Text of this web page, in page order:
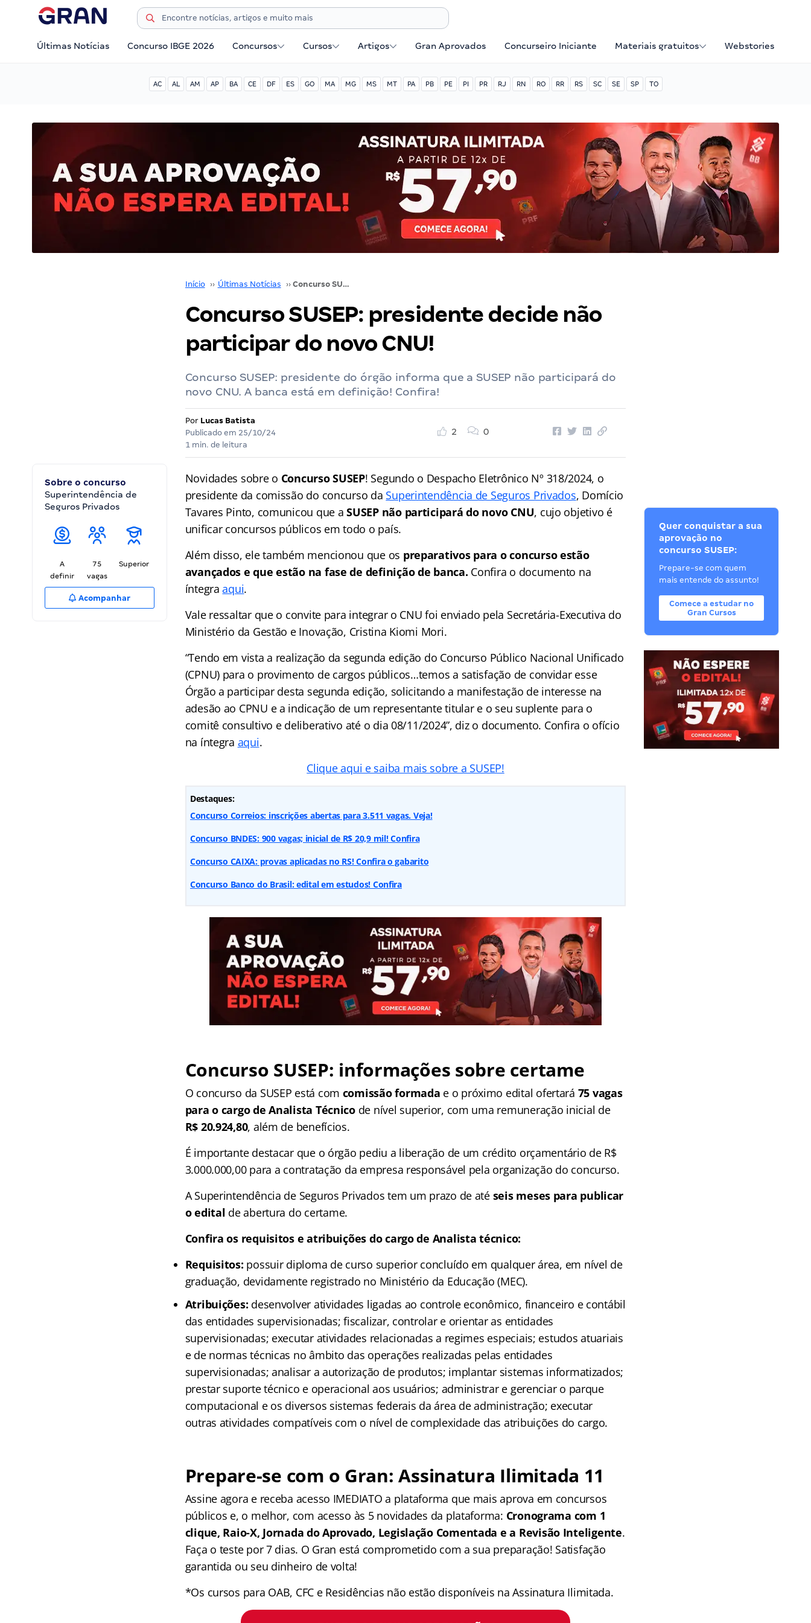
Últimas Notícias Concurso IBGE 2026 Concursos Cursos Artigos Gran Aprovados Concurseiro Iniciante Materiais gratuitos Webstories
AC AL AM AP BA CE DF ES GO MA MG MS MT PA PB PE PI PR RJ RN RO RR RS SC SE SP TO
Início ›› Últimas Notícias ›› Concurso SUSEP: presidente decide não participar do novo CNU!
Concurso SUSEP: presidente decide não
participar do novo CNU!
Concurso SUSEP: presidente do órgão informa que a SUSEP não participará do
novo CNU. A banca está em definição! Confira!
Por Lucas Batista
Publicado em 25/10/24
1 min. de leitura
2 0
Sobre o concurso
Superintendência de
Seguros Privados
A
definir
75
vagas
Superior
Acompanhar
Novidades sobre o Concurso SUSEP! Segundo o Despacho Eletrônico Nº 318/2024, o
presidente da comissão do concurso da Superintendência de Seguros Privados, Domício
Tavares Pinto, comunicou que aSUSEP não participará do novo CNU, cujo objetivo é
unificar concursos públicos em todo o país.
Além disso, ele também mencionou que os preparativos para o concurso estão
avançados e que estão na fase de definição de banca. Confira o documento na
íntegraaqui.
Vale ressaltar que o convite para integrar o CNU foi enviado pela Secretária-Executiva do
Ministério da Gestão e Inovação, Cristina Kiomi Mori.
“Tendo em vista a realização da segunda edição do Concurso Público Nacional Unificado
(CPNU) para o provimento de cargos públicos…temos a satisfação de convidar esse
Órgão a participar desta segunda edição, solicitando a manifestação de interesse na
adesão ao CPNU e a indicação de um representante titular e o seu suplente para o
comitê consultivo e deliberativo até o dia 08/11/2024”, diz o documento. Confira o ofício
na íntegra aqui.
Clique aqui e saiba mais sobre a SUSEP!
Destaques:
Concurso Correios: inscrições abertas para 3.511 vagas. Veja!
Concurso BNDES: 900 vagas; inicial de R$ 20,9 mil! Confira
Concurso CAIXA: provas aplicadas no RS! Confira o gabarito
Concurso Banco do Brasil: edital em estudos! Confira
Concurso SUSEP: informações sobre certame
O concurso da SUSEP está com comissão formada e o próximo edital ofertará 75 vagas
para o cargo de Analista Técnicode nível superior, com uma remuneração inicial de
R$ 20.924,80, além de benefícios.
É importante destacar que o órgão pediu a liberação de um crédito orçamentário de R$
3.000.000,00 para a contratação da empresa responsável pela organização do concurso.
A Superintendência de Seguros Privados tem um prazo de até seis meses para publicar
o edital de abertura do certame.
Confira os requisitos e atribuições do cargo de Analista técnico:
Requisitos: possuir diploma de curso superior concluído em qualquer área, em nível de
graduação, devidamente registrado no Ministério da Educação (MEC).
Atribuições: desenvolver atividades ligadas ao controle econômico, financeiro e contábil
das entidades supervisionadas; fiscalizar, controlar e orientar as entidades
supervisionadas; executar atividades relacionadas a regimes especiais; estudos atuariais
e de normas técnicas no âmbito das operações realizadas pelas entidades
supervisionadas; analisar a autorização de produtos; implantar sistemas informatizados;
prestar suporte técnico e operacional aos usuários; administrar e gerenciar o parque
computacional e os diversos sistemas federais da área de administração; executar
outras atividades compatíveis com o nível de complexidade das atribuições do cargo.
Prepare-se com o Gran: Assinatura Ilimitada 11
Assine agora e receba acesso IMEDIATO a plataforma que mais aprova em concursos
públicos e, o melhor, com acesso às 5 novidades da plataforma: Cronograma com 1
clique, Raio-X, Jornada do Aprovado, Legislação Comentada e a Revisão Inteligente.
Faça o teste por 7 dias. O Gran está comprometido com a sua preparação! Satisfação
garantida ou seu dinheiro de volta!
*Os cursos para OAB, CFC e Residências não estão disponíveis na Assinatura Ilimitada.
Quer conquistar a sua
aprovação no
concurso SUSEP:
Prepare-se com quem
mais entende do assunto!
Comece a estudar no
Gran Cursos